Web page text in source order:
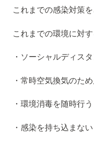
これまでの感染対策
これまでの環境に対す
・ソーシャルディス
・常時空気換気のた
・環境消毒を随時行う
・感染を持ち込まない